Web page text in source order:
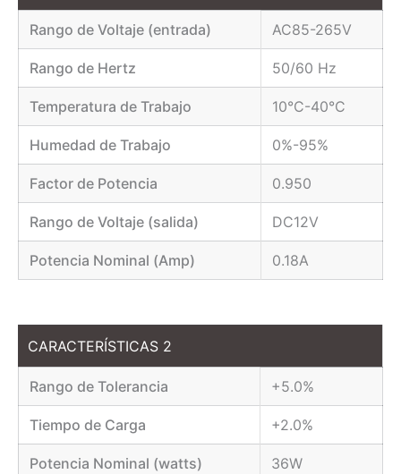
Rango de Voltaje (entrada) AC85-265V
Rango de Hertz 50/60 Hz
Temperatura de Trabajo 10°C-40°C
Humedad de Trabajo 0%-95%
Factor de Potencia 0.950
Rango de Voltaje (salida) DC12V
Potencia Nominal (Amp) 0.18A
CARACTERÍSTICAS 2
Rango de Tolerancia +5.0%
Tiempo de Carga +2.0%
Potencia Nominal (watts) 36W